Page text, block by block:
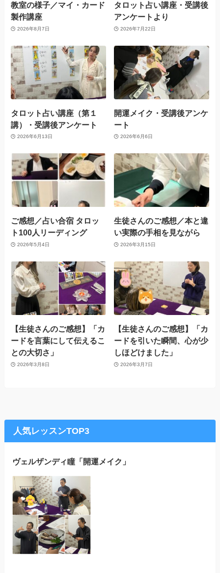
教室の様子／マイ・カード
製作講座
2026年8月7日
タロット占い講座・受講後
アンケートより
2026年7月22日
タロット占い講座（第１
講）・受講後アンケート
2026年6月13日
開運メイク・受講後アンケ
ート
2026年6月6日
ご感想／占い合宿 タロッ
ト100人リーディング
2026年5月4日
生徒さんのご感想／本と違
い実際の手相を見ながら
2026年3月15日
【生徒さんのご感想】「カ
ードを言葉にして伝えるこ
との大切さ」
2026年3月8日
【生徒さんのご感想】「カ
ードを引いた瞬間、心が少
しほどけました」
2026年3月7日
人気レッスンTOP3
ヴェルザンディ瞳「開運メイク」